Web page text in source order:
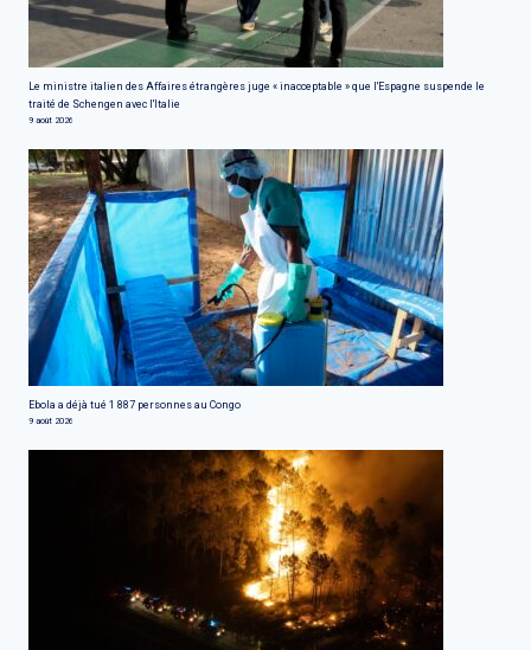
Le ministre italien des Affaires étrangères juge « inacceptable » que l'Espagne suspende le
traité de Schengen avec l'Italie
9 août 2026
Ebola a déjà tué 1 887 personnes au Congo
9 août 2026